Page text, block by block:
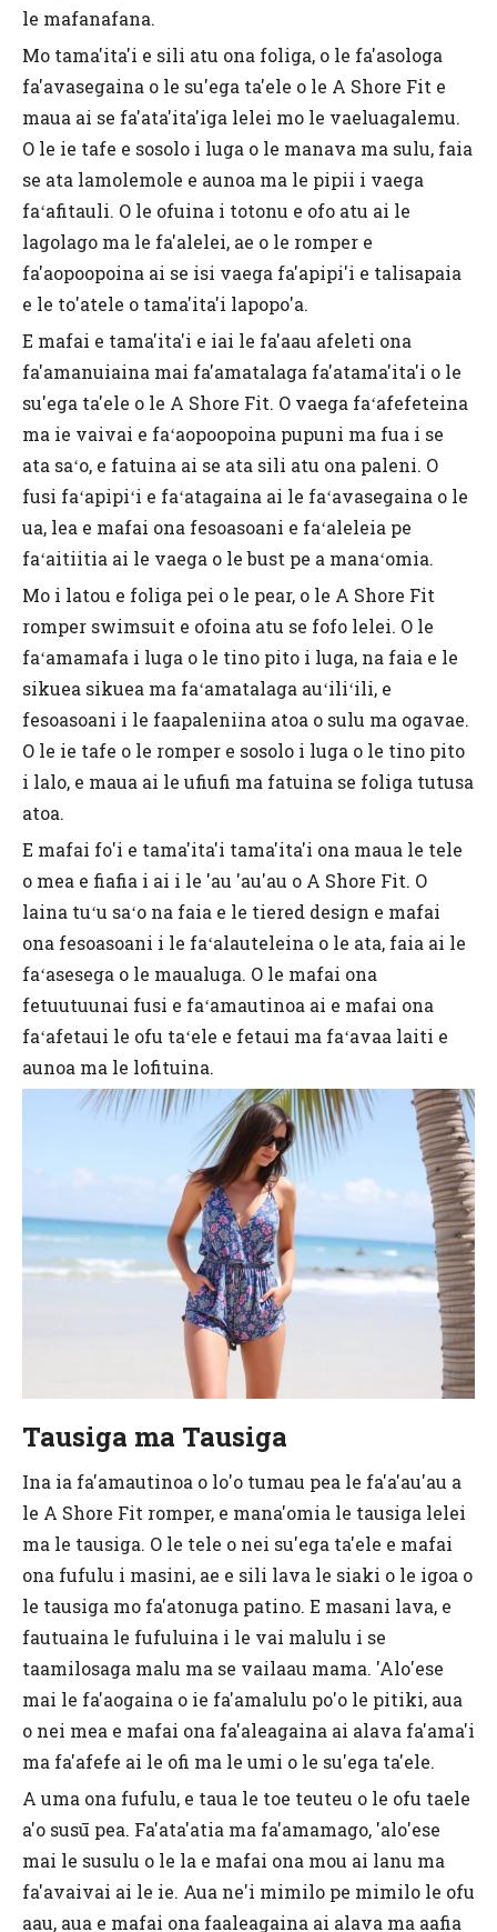
le mafanafana.
Mo tama'ita'i e sili atu ona foliga, o le fa'asologa
fa'avasegaina o le su'ega ta'ele o le A Shore Fit e
maua ai se fa'ata'ita'iga lelei mo le vaeluagalemu.
O le ie tafe e sosolo i luga o le manava ma sulu, faia
se ata lamolemole e aunoa ma le pipii i vaega
faʻafitauli. O le ofuina i totonu e ofo atu ai le
lagolago ma le fa'alelei, ae o le romper e
fa'aopoopoina ai se isi vaega fa'apipi'i e talisapaia
e le to'atele o tama'ita'i lapopo'a.
E mafai e tama'ita'i e iai le fa'aau afeleti ona
fa'amanuiaina mai fa'amatalaga fa'atama'ita'i o le
su'ega ta'ele o le A Shore Fit. O vaega faʻafefeteina
ma ie vaivai e faʻaopoopoina pupuni ma fua i se
ata saʻo, e fatuina ai se ata sili atu ona paleni. O
fusi faʻapipiʻi e faʻatagaina ai le faʻavasegaina o le
ua, lea e mafai ona fesoasoani e faʻaleleia pe
faʻaitiitia ai le vaega o le bust pe a manaʻomia.
Mo i latou e foliga pei o le pear, o le A Shore Fit
romper swimsuit e ofoina atu se fofo lelei. O le
faʻamamafa i luga o le tino pito i luga, na faia e le
sikuea sikuea ma faʻamatalaga auʻiliʻili, e
fesoasoani i le faapaleniina atoa o sulu ma ogavae.
O le ie tafe o le romper e sosolo i luga o le tino pito
i lalo, e maua ai le ufiufi ma fatuina se foliga tutusa
atoa.
E mafai fo'i e tama'ita'i tama'ita'i ona maua le tele
o mea e fiafia i ai i le 'au 'au'au o A Shore Fit. O
laina tuʻu saʻo na faia e le tiered design e mafai
ona fesoasoani i le faʻalauteleina o le ata, faia ai le
faʻasesega o le maualuga. O le mafai ona
fetuutuunai fusi e faʻamautinoa ai e mafai ona
faʻafetaui le ofu taʻele e fetaui ma faʻavaa laiti e
aunoa ma le lofituina.
Tausiga ma Tausiga
Ina ia fa'amautinoa o lo'o tumau pea le fa'a'au'au a
le A Shore Fit romper, e mana'omia le tausiga lelei
ma le tausiga. O le tele o nei su'ega ta'ele e mafai
ona fufulu i masini, ae e sili lava le siaki o le igoa o
le tausiga mo fa'atonuga patino. E masani lava, e
fautuaina le fufuluina i le vai malulu i se
taamilosaga malu ma se vailaau mama. 'Alo'ese
mai le fa'aogaina o ie fa'amalulu po'o le pitiki, aua
o nei mea e mafai ona fa'aleagaina ai alava fa'ama'i
ma fa'afefe ai le ofi ma le umi o le su'ega ta'ele.
A uma ona fufulu, e taua le toe teuteu o le ofu taele
a'o susū pea. Fa'ata'atia ma fa'amamago, 'alo'ese
mai le susulu o le la e mafai ona mou ai lanu ma
fa'avaivai ai le ie. Aua ne'i mimilo pe mimilo le ofu
aau, aua e mafai ona faaleagaina ai alava ma aafia